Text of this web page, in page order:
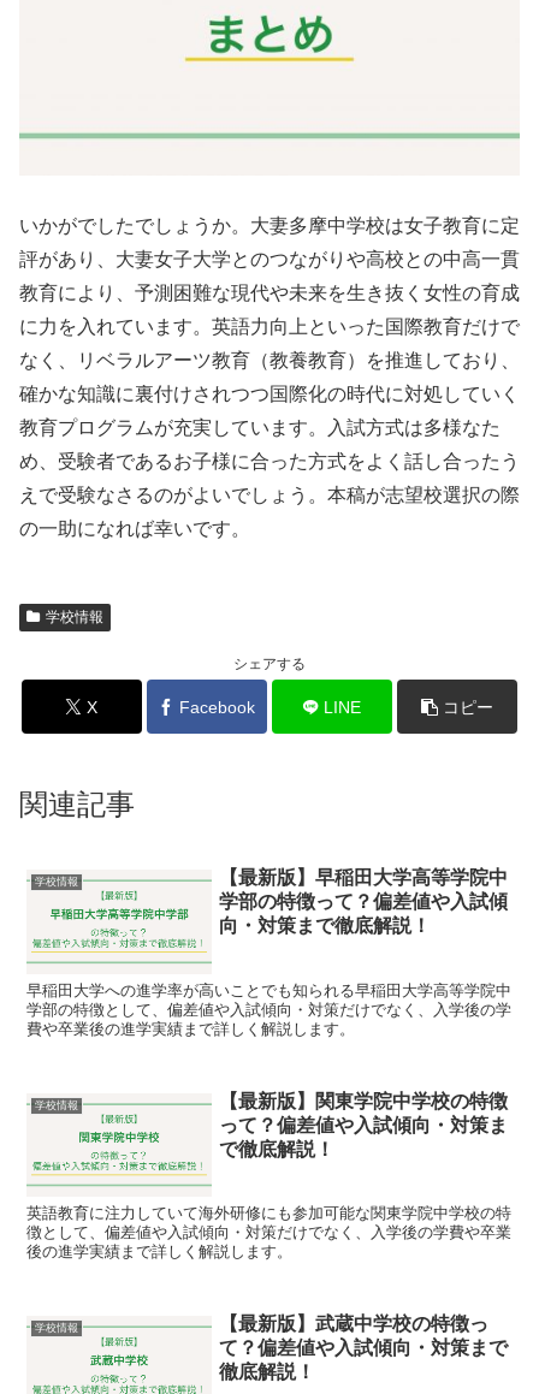
いかがでしたでしょうか。大妻多摩中学校は女子教育に定
評があり、大妻女子大学とのつながりや高校との中高一貫
教育により、予測困難な現代や未来を生き抜く女性の育成
に力を入れています。英語力向上といった国際教育だけで
なく、リベラルアーツ教育（教養教育）を推進しており、
確かな知識に裏付けされつつ国際化の時代に対処していく
教育プログラムが充実しています。入試方式は多様なた
め、受験者であるお子様に合った方式をよく話し合ったう
えで受験なさるのがよいでしょう。本稿が志望校選択の際
の一助になれば幸いです。
学校情報
シェアする
X Facebook LINE コピー
関連記事
学校情報
【最新版】早稲田大学高等学院中
学部の特徴って？偏差値や入試傾
向・対策まで徹底解説！
早稲田大学への進学率が高いことでも知られる早稲田大学高等学院中
学部の特徴として、偏差値や入試傾向・対策だけでなく、入学後の学
費や卒業後の進学実績まで詳しく解説します。
学校情報
【最新版】関東学院中学校の特徴
って？偏差値や入試傾向・対策ま
で徹底解説！
英語教育に注力していて海外研修にも参加可能な関東学院中学校の特
徴として、偏差値や入試傾向・対策だけでなく、入学後の学費や卒業
後の進学実績まで詳しく解説します。
学校情報
【最新版】武蔵中学校の特徴っ
て？偏差値や入試傾向・対策まで
徹底解説！